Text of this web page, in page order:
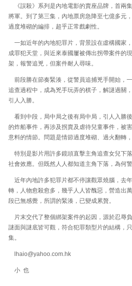
《誤殺》系列是內地電影的賣座品牌，首兩
將軍。到了第三集，內地票房急降至七億多元
過度堆砌的編排，超乎正常戲劇性。
一如近年的內地犯罪片，背景設在虛構國家
成罪犯天堂，與近來泰國屢被傳出拐帶案件的
架，報警追兇，但案件耐人尋味。
前段勝在節奏緊湊，從警員追捕兇手開始，
追查過程中，成為兇手玩弄的棋子，解謎過關
引人入勝。
看到中段，局中局之後有局中局，引人入勝
的炸船事件，再涉及拐賣及虐待兒童事件，被
意料的情節。問題是情節過度堆砌、過火翻轉
特別是影片用許多鏡頭直擊主角追查女兒下
社會效應。但既然人人都知道主角下落，為何
近年內地許多犯罪片都不停讓觀眾燒腦，去
轉，人物愈殺愈多，幾乎人人皆醜惡，營造出
段已無感覺，所謂的緊湊，已變成累贅。
片末交代了整個綁架案件的起因，源於忍辱
謎面與謎底皆可觀，符合犯罪類型片的結構，
集。
lhaio@yahoo.com.hk
小 也